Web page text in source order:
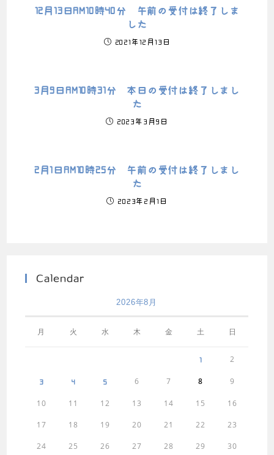
12月13日AM10時40分 午前の受付は終了しま
した
2021年12月13日
3月9日AM10時31分 本日の受付は終了しまし
た
2023年3月9日
2月1日AM10時25分 午前の受付は終了しまし
た
2023年2月1日
Calendar
2026年8月
月 火 水 木 金 土 日
1 2
3 4 5 6 7 8 9
10 11 12 13 14 15 16
17 18 19 20 21 22 23
24 25 26 27 28 29 30